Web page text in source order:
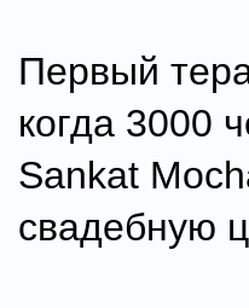
Первый
когда 3000
Sankat
свадебную